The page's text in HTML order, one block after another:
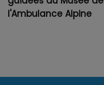
l'Ambulance Alpine